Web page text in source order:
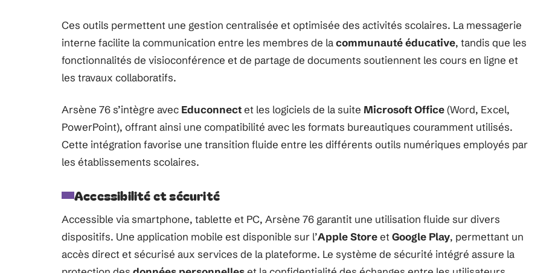
Ces outils permettent une gestion centralisée et optimisée des activités scolaires. La messagerie
interne facilite la communication entre les membres de lacommunauté éducative, tandis que les
fonctionnalités de visioconférence et de partage de documents soutiennent les cours en ligne et
les travaux collaboratifs.
Arsène 76 s’intègre avec Educonnectet les logiciels de la suite Microsoft Office(Word, Excel,
PowerPoint), offrant ainsi une compatibilité avec les formats bureautiques couramment utilisés.
Cette intégration favorise une transition fluide entre les différents outils numériques employés par
les établissements scolaires.
Accessibilité et sécurité
Accessible via smartphone, tablette et PC, Arsène 76 garantit une utilisation fluide sur divers
dispositifs. Une application mobile est disponible sur l’Apple Storeet Google Play, permettant un
accès direct et sécurisé aux services de la plateforme. Le système de sécurité intégré assure la